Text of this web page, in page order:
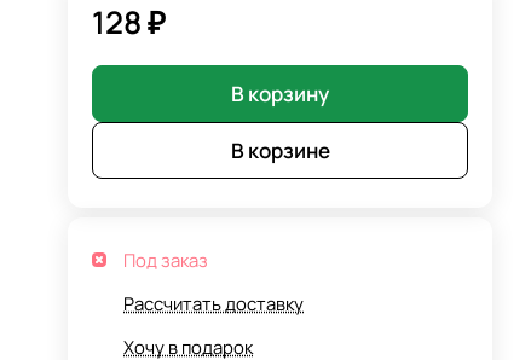
128 ₽
В корзину
В корзине
Под заказ
Рассчитать доставку
Хочу в подарок